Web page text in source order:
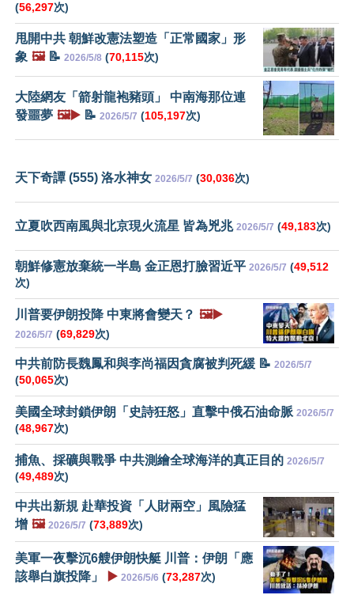
(56,297次)
甩開中共 朝鮮改憲法塑造「正常國家」形
象 🖼️📝 2026/5/8 (70,115次)
大陸網友「箭射龍袍豬頭」 中南海那位連
發噩夢 🖼️▶️ 📝 2026/5/7 (105,197次)
天下奇譚 (555) 洛水神女 2026/5/7 (30,036次)
立夏吹西南風與北京現火流星 皆為兇兆 2026/5/7 (49,183次)
朝鮮修憲放棄統一半島 金正恩打臉習近平 2026/5/7 (49,512
次)
川普要伊朗投降 中東將會變天？ 🖼️▶️
2026/5/7 (69,829次)
中共前防長魏鳳和與李尚福因貪腐被判死緩 📝 2026/5/7
(50,065次)
美國全球封鎖伊朗「史詩狂怒」直擊中俄石油命脈 2026/5/7
(48,967次)
捕魚、採礦與戰爭 中共測繪全球海洋的真正目的 2026/5/7
(49,489次)
中共出新規 赴華投資「人財兩空」風險猛
增 🖼️ 2026/5/7 (73,889次)
美軍一夜擊沉6艘伊朗快艇 川普：伊朗「應
該舉白旗投降」
▶️ 2026/5/6 (73,287次)